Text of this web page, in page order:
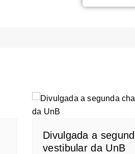
Divulgada a
vestibular da UnB